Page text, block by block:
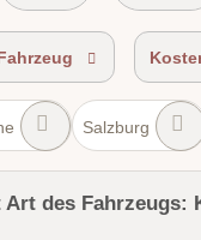
Salzburg
Art des Fahrzeugs: